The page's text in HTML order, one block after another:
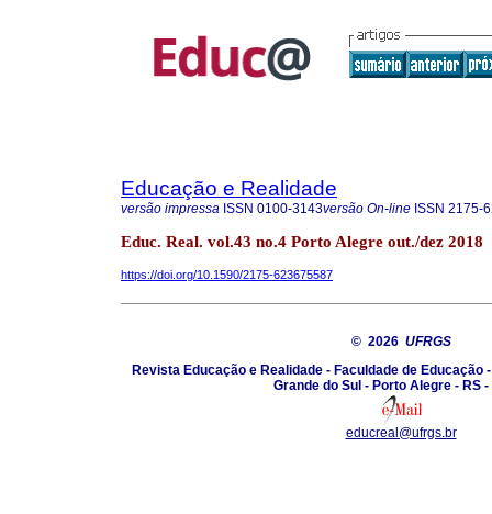
Educação e Realidade
versão impressa ISSN 0100-3143versão On-line ISSN 2175-
Educ. Real. vol.43 no.4 Porto Alegre out./dez 2018
https://doi.org/10.1590/2175-623675587
© 2026 UFRGS
Revista Educação e Realidade - Faculdade de Educação
Grande do Sul - Porto Alegre - RS
educreal@ufrgs.br